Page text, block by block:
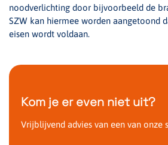
noodverlichting door bijvoorbeeld de
SZW kan hiermee worden aangetoond
eisen wordt voldaan.
Kom je er even niet uit?
Vrijblijvend advies van een van onze